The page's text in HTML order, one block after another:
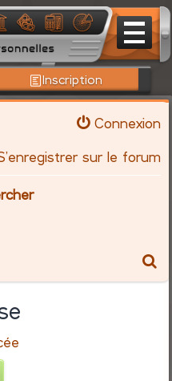
Inscription
Connexion
sur le forum